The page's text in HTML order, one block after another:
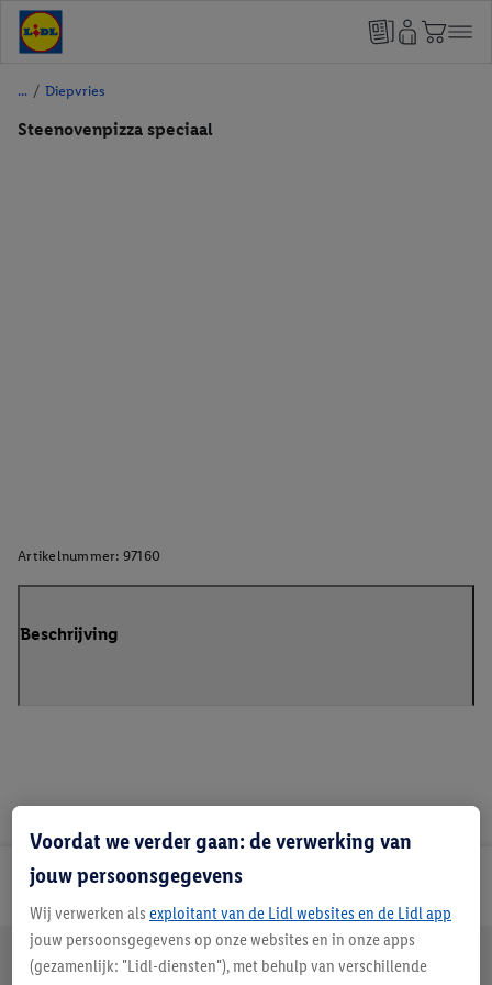
/ Diepvries
Steenovenpizza speciaal
Artikelnummer: 97160
Beschrijving
Lidl Nieuwsbrief
Jouw voordelen bij ons als Lidl webshop klant
Gratis retourneren Veilig winkelen
Voordat we verder gaan: de verwerking van
jouw persoonsgegevens
Wij verwerken als exploitant van de Lidl websites en de Lidl app
jouw persoonsgegevens op onze websites en in onze apps
(gezamenlijk: "Lidl-diensten"), met behulp van verschillende